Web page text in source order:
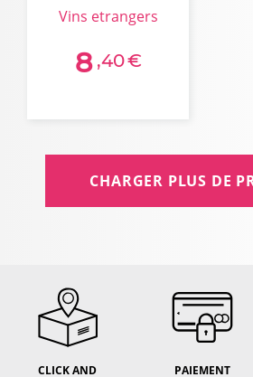
vins etrangers
8 ,40€
CHARGER PLUS DE
CLICK AND
PAIEMENT